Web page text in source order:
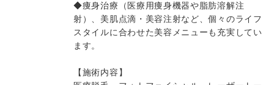
◆痩身治療（医療用痩身機器や脂肪溶解注
射）、美肌点滴・美容注射など、個々のライフ
スタイルに合わせた美容メニューも充実してい
ます。
【施術内容】